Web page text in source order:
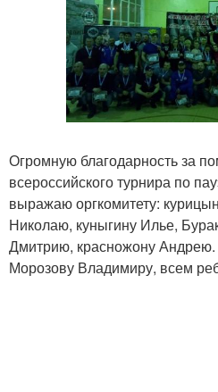
Огромную благодарность за
всероссийского турнира по
выражаю оргкомитету:
Николаю, куныгину Илье,
Дмитрию, красножону
Морозову Владимиру, всем